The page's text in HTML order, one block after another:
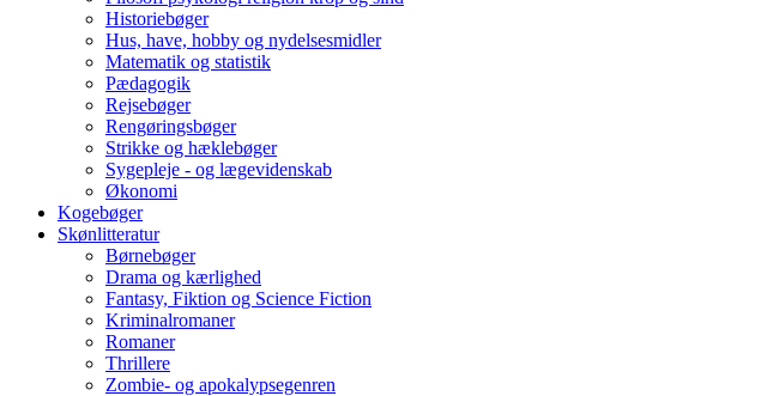
Historiebøger
Hus, have, hobby og nydelsesmidler
Matematik og statistik
Pædagogik
Rejsebøger
Rengøringsbøger
Strikke og hæklebøger
Sygepleje - og lægevidenskab
Økonomi
Kogebøger
Skønlitteratur
Børnebøger
Drama og kærlighed
Fantasy, Fiktion og Science Fiction
Kriminalromaner
Romaner
Thrillere
Zombie- og apokalypsegenren